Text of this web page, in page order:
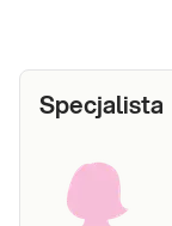
Specjalista